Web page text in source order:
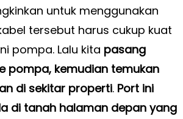
untuk menggunakan
tersebut harus cukup kuat
pompa. Lalu kita pasang
pompa, kemudian temukan
di sekitar properti. Port ini
di tanah halaman depan yang